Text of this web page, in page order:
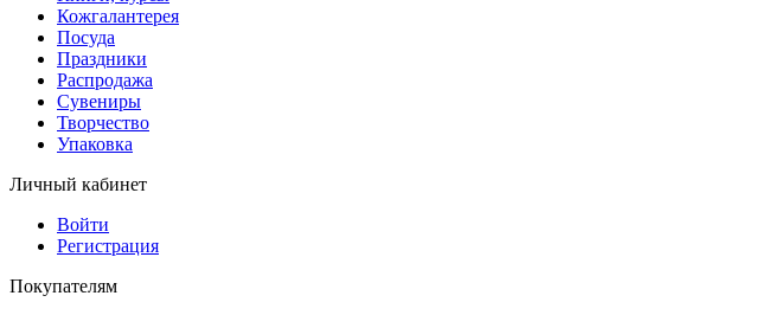
Кожгалантерея
Посуда
Праздники
Распродажа
Сувениры
Творчество
Упаковка
Личный кабинет
Войти
Регистрация
Покупателям